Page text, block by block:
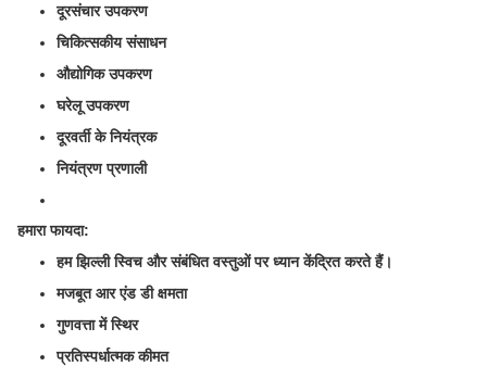
दूरसंचार उपकरण
चिकित्सकीय संसाधन
औद्योगिक उपकरण
घरेलू उपकरण
दूरवर्ती के नियंत्रक
नियंत्रण प्रणाली
हमारा फायदा:
हम झिल्ली स्विच और संबंधित वस्तुओं पर ध्यान केंद्रित करते हैं।
मजबूत आर एंड डी क्षमता
गुणवत्ता में स्थिर
प्रतिस्पर्धात्मक कीमत